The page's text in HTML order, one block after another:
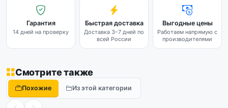
Гарантия
14 дней на проверку
Быстрая доставка
Доставка 3–7 дней по
всей России
Выгодные цены
Работаем напрямую с
производителями
Смотрите также
Похожие Из этой категории